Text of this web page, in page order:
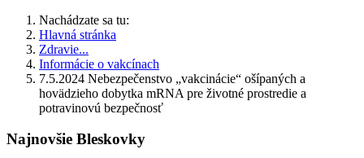
Nachádzate sa tu:
Hlavná stránka
Zdravie...
Informácie o vakcínach
7.5.2024 Nebezpečenstvo „vakcinácie“ ošípaných a
hovädzieho dobytka mRNA pre životné prostredie a
potravinovú bezpečnosť
Najnovšie Bleskovky